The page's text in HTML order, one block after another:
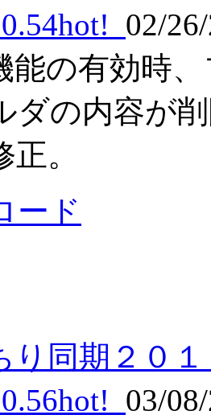
hot! 02/
能の有効時
ダの内容が
。
ード
り同期２０
hot! 03/